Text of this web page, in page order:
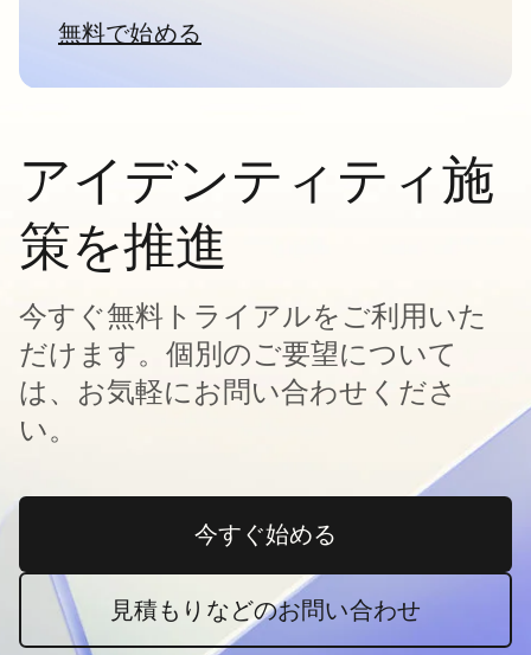
無料で始める新しいタブで開く
アイデンティティ施
策を推進
今すぐ無料トライアルをご利用いた
だけます。個別のご要望について
は、お気軽にお問い合わせくださ
い。
今すぐ始める新しいタブで開く
見積もりなどのお問い合わせ